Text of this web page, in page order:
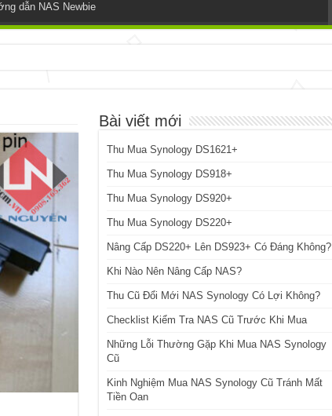
dẫn NAS Newbie
Japan
Bài viết mới
Thu Mua Synology DS1621+
Thu Mua Synology DS918+
Thu Mua Synology DS920+
Thu Mua Synology DS220+
Nâng Cấp DS220+ Lên DS923+ Có Đáng Không?
Khi Nào Nên Nâng Cấp NAS?
Thu Cũ Đổi Mới NAS Synology Có Lợi Không?
Checklist Kiểm Tra NAS Cũ Trước Khi Mua
Những Lỗi Thường Gặp Khi Mua NAS Synology
Cũ
Kinh Nghiệm Mua NAS Synology Cũ Tránh Mất
Tiền Oan